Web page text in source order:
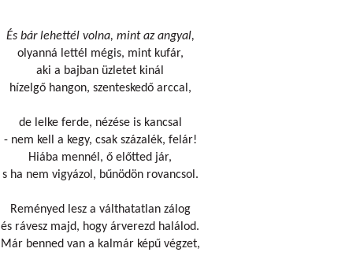
És bár lehettél volna, mint az angyal,
olyanná lettél mégis, mint kufár,
aki a bajban üzletet kinál
hízelgő hangon, szenteskedő arccal,
de lelke ferde, nézése is kancsal
- nem kell a kegy, csak százalék, felár!
Hiába mennél, ő előtted jár,
s ha nem vigyázol, bűnödön rovancsol.
Reményed lesz a válthatatlan zálog
és rávesz majd, hogy árverezd halálod.
Már benned van a kalmár képű végzet,